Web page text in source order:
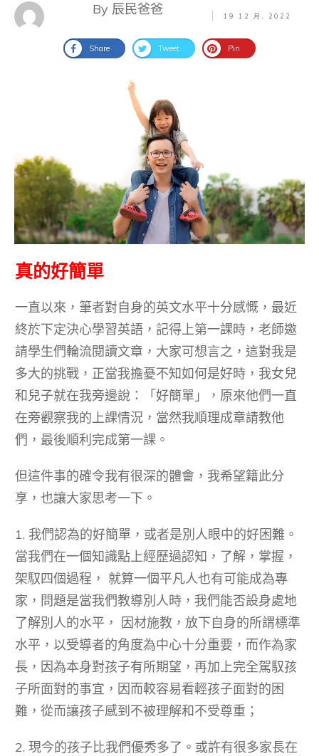
By 辰民爸爸 19 12 月, 2022
Share Tweet Pin
真的好簡單
一直以來，筆者對自身的英文水平十分感慨，最近
終於下定決心學習英語，記得上第一課時，老師邀
請學生們輪流閱讀文章，大家可想言之，這對我是
多大的挑戰，正當我擔憂不知如何是好時，我女兒
和兒子就在我旁邊說：「好簡單」，原來他們一直
在旁觀察我的上課情況，當然我順理成章請教他
們，最後順利完成第一課。
但這件事的確令我有很深的體會，我希望籍此分
享，也讓大家思考一下。
1. 我們認為的好簡單，或者是別人眼中的好困難。
當我們在一個知識點上經歷過認知，了解，掌握，
架馭四個過程， 就算一個平凡人也有可能成為專
家，問題是當我們教導別人時，我們能否設身處地
了解別人的水平， 因材施教，放下自身的所謂標準
水平，以受導者的角度為中心十分重要，而作為家
長，因為本身對孩子有所期望，再加上完全駕馭孩
子所面對的事宜，因而較容易看輕孩子面對的困
難，從而讓孩子感到不被理解和不受尊重；
2. 現今的孩子比我們優秀多了。或許有很多家長在